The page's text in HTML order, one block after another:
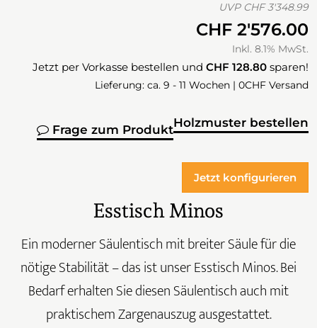
UVP CHF 3'348.99
CHF 2'576.00
Inkl. 8.1% MwSt.
Jetzt per Vorkasse bestellen und CHF 128.80 sparen!
Lieferung: ca. 9 - 11 Wochen | 0CHF Versand
Holzmuster bestellen
Frage zum Produkt
Jetzt konfigurieren
Esstisch Minos
Ein moderner Säulentisch mit breiter Säule für die
nötige Stabilität – das ist unser Esstisch Minos. Bei
Bedarf erhalten Sie diesen Säulentisch auch mit
praktischem Zargenauszug ausgestattet.